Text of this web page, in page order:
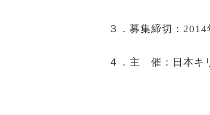
３．募集締切： 2014
４．主 催：日本